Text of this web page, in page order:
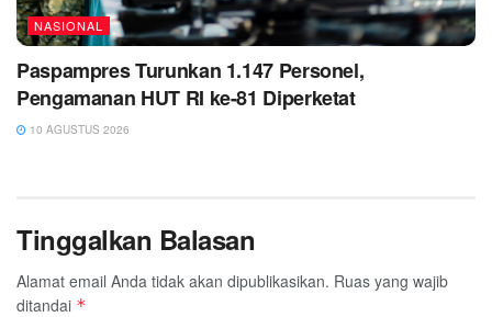
NASIONAL
Paspampres Turunkan 1.147 Personel,
Pengamanan HUT RI ke-81 Diperketat
10 AGUSTUS 2026
Tinggalkan Balasan
Alamat email Anda tidak akan dipublikasikan. Ruas yang wajib
ditandai *